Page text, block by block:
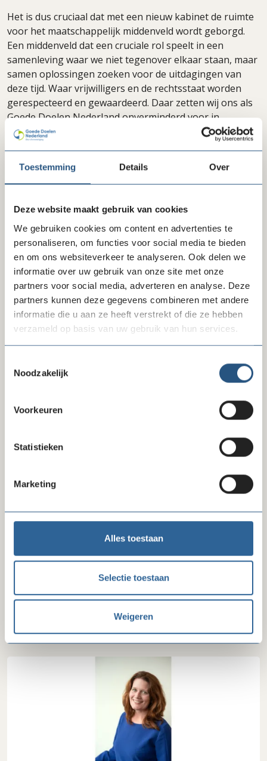
Toestemming Details Over
Deze website maakt gebruik van cookies
We gebruiken cookies om content en advertenties te
personaliseren, om functies voor social media te bieden
en om ons websiteverkeer te analyseren. Ook delen we
informatie over uw gebruik van onze site met onze
partners voor social media, adverteren en analyse. Deze
partners kunnen deze gegevens combineren met andere
informatie die u aan ze heeft verstrekt of die ze hebben
verzameld op basis van uw gebruik van hun services.
Noodzakelijk
Voorkeuren
Statistieken
Marketing
Alles toestaan
Selectie toestaan
Weigeren
Het is dus cruciaal dat met een nieuw kabinet de ruimte
voor het maatschappelijk middenveld wordt geborgd.
Een middenveld dat een cruciale rol speelt in een
samenleving waar we niet tegenover elkaar staan, maar
samen oplossingen zoeken voor de uitdagingen van
deze tijd. Waar vrijwilligers en de rechtsstaat worden
gerespecteerd en gewaardeerd. Daar zetten wij ons als
Goede Doelen Nederland onverminderd voor in.
Delen
Laatste nieuws
10-07-26
Beëindiging convenant na invoering recht